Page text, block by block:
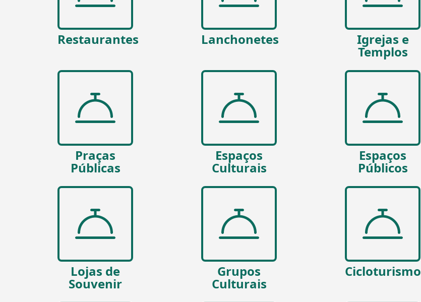
Restaurantes Lanchonetes Igrejas e
Templos
Praças
Públicas
Espaços
Culturais
Espaços
Públicos
Lojas de
Souvenir
Grupos
Culturais
Cicloturismo